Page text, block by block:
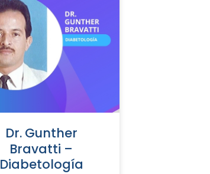
Dr. Gunther
Bravatti –
Diabetología